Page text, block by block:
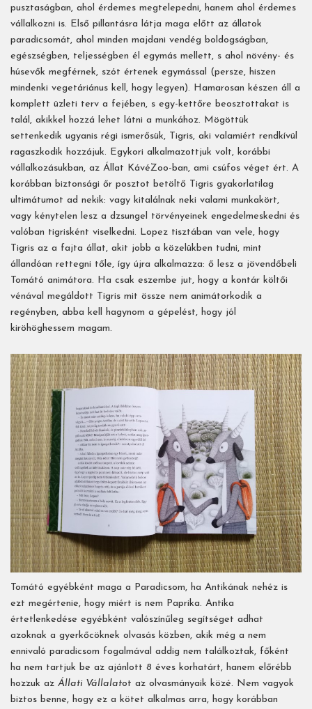
pusztaságban, ahol érdemes megtelepedni, hanem ahol érdemes
vállalkozni is. Első pillantásra látja maga előtt az állatok
paradicsomát, ahol minden majdani vendég boldogságban,
egészségben, teljességben él egymás mellett, s ahol növény- és
húsevők megférnek, szót értenek egymással (persze, hiszen
mindenki vegetáriánus kell, hogy legyen). Hamarosan készen áll a
komplett üzleti terv a fejében, s egy-kettőre beosztottakat is
talál, akikkel hozzá lehet látni a munkához. Mögöttük
settenkedik ugyanis régi ismerősük, Tigris, aki valamiért rendkívül
ragaszkodik hozzájuk. Egykori alkalmazottjuk volt, korábbi
vállalkozásukban, az Állat KávéZoo-ban, ami csúfos véget ért. A
korábban biztonsági őr posztot betöltő Tigris gyakorlatilag
ultimátumot ad nekik: vagy kitalálnak neki valami munkakört,
vagy kénytelen lesz a dzsungel törvényeinek engedelmeskedni és
valóban tigrisként viselkedni. Lopez tisztában van vele, hogy
Tigris az a fajta állat, akit jobb a közelükben tudni, mint
állandóan rettegni tőle, így újra alkalmazza: ő lesz a jövendőbeli
Tomátó animátora. Ha csak eszembe jut, hogy a kontár költői
vénával megáldott Tigris mit össze nem animátorkodik a
regényben, abba kell hagynom a gépelést, hogy jól
kiröhöghessem magam.
Tomátó egyébként maga a Paradicsom, ha Antikának nehéz is
ezt megértenie, hogy miért is nem Paprika. Antika
értetlenkedése egyébként valószínűleg segítséget adhat
azoknak a gyerkőcöknek olvasás közben, akik még a nem
ennivaló paradicsom fogalmával addig nem találkoztak, főként
ha nem tartjuk be az ajánlott 8 éves korhatárt, hanem előrébb
hozzuk az Állati Vállalatot az olvasmányaik közé. Nem vagyok
biztos benne, hogy ez a kötet alkalmas arra, hogy korábban